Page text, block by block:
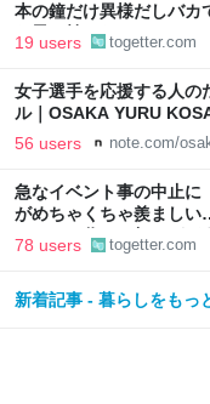
本の鐘だけ異様だしバカ
な男を焼けないから、ね」
19 users togetter.com
女子選手を応援する人の
ル｜OSAKA YURU
56 users note.com/
急なイベント事の中止に
がめちゃくちゃ羨まし
とホテル代』の怒りがど
78 users togetter.com
新着記事 - 暮らしをもっ